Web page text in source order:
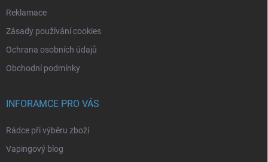
Reklamace
Zásady používání cookies
Ochrana osobních údajů
Obchodní podmínky
INFORAMCE PRO VÁS
Rádce při výběru zboží
Vapingový blog